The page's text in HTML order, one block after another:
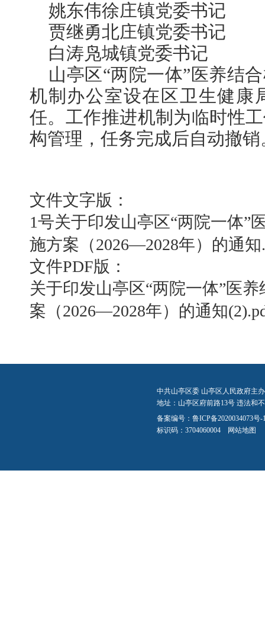
姚东伟徐庄镇党委书记
贾继勇北庄镇党委书记
白涛凫城镇党委书记
山亭区“两院一体”医养结
机制办公室设在区卫生健康
任。工作推进机制为临时性
构管理，任务完成后自动撤销
文件文字版：
1号关于印发山亭区“两院一体”
施方案（2026—2028年）的通知
文件PDF版：
关于印发山亭区“两院一体”医
案（2026—2028年）的通知
中共山亭区委 山亭区人民政府主
地址：山亭区府前路13号 违法和
备案编号： 鲁ICP备2020034073号-
标识码：3704060004 网站地图